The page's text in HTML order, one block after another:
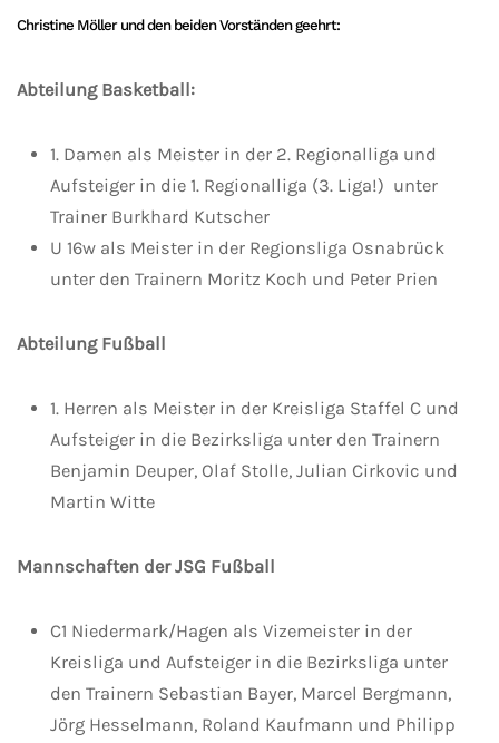
Christine Möller und den beiden Vorständen geehrt:
Abteilung Basketball:
1. Damen als Meister in der 2. Regionalliga und
Aufsteiger in die 1. Regionalliga (3. Liga!) unter
Trainer Burkhard Kutscher
U 16w als Meister in der Regionsliga Osnabrück
unter den Trainern Moritz Koch und Peter Prien
Abteilung Fußball
1. Herren als Meister in der Kreisliga Staffel C und
Aufsteiger in die Bezirksliga unter den Trainern
Benjamin Deuper, Olaf Stolle, Julian Cirkovic und
Martin Witte
Mannschaften der JSG Fußball
C1 Niedermark/Hagen als Vizemeister in der
Kreisliga und Aufsteiger in die Bezirksliga unter
den Trainern Sebastian Bayer, Marcel Bergmann,
Jörg Hesselmann, Roland Kaufmann und Philipp